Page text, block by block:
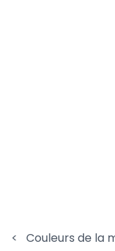
< Couleurs de la